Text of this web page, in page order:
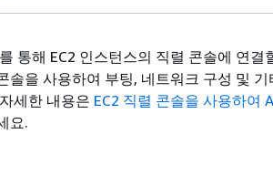
통해 EC2 인스턴스의 직렬 콘솔에 연결
솔을 사용하여 부팅, 네트워크 구성 및
세한 내용은 EC2 직렬 콘솔을 사용하여
요.